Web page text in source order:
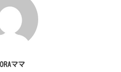
ママ